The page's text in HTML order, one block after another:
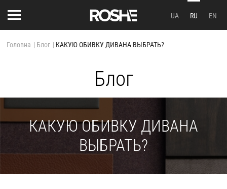
UA RU EN
Головна | Блог | КАКУЮ ОБИВКУ ДИВАНА ВЫБРАТЬ?
Блог
КАКУЮ ОБИВКУ ДИВАНА
ВЫБРАТЬ?